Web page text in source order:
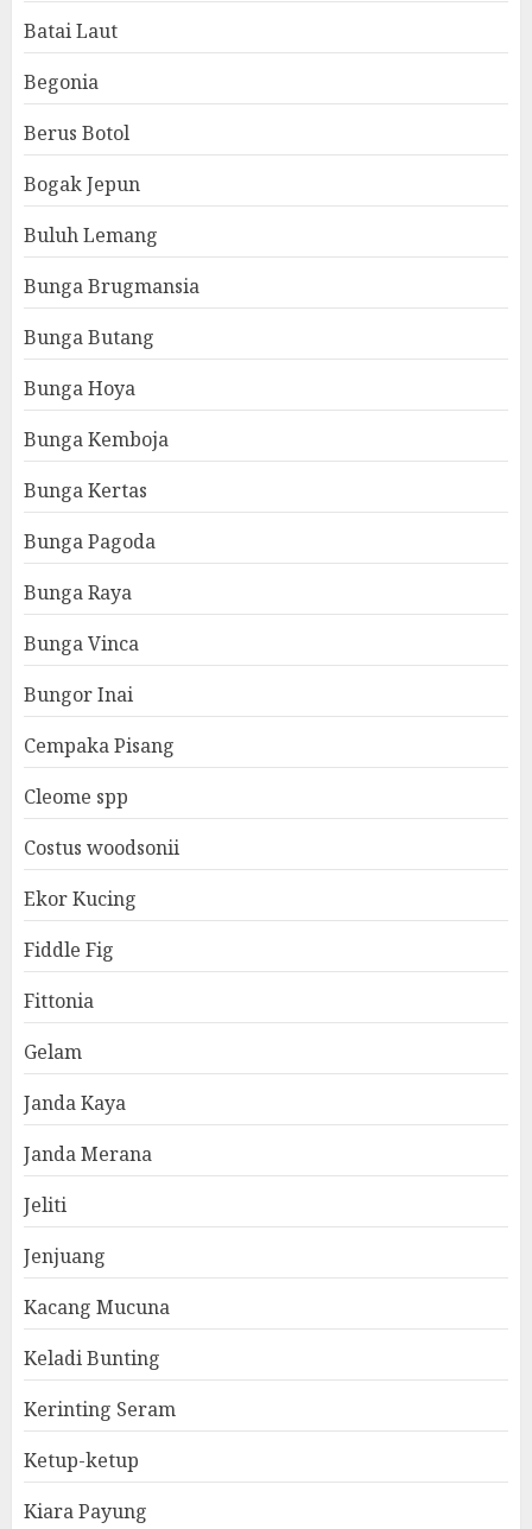
Batai Laut
Begonia
Berus Botol
Bogak Jepun
Buluh Lemang
Bunga Brugmansia
Bunga Butang
Bunga Hoya
Bunga Kemboja
Bunga Kertas
Bunga Pagoda
Bunga Raya
Bunga Vinca
Bungor Inai
Cempaka Pisang
Cleome spp
Costus woodsonii
Ekor Kucing
Fiddle Fig
Fittonia
Gelam
Janda Kaya
Janda Merana
Jeliti
Jenjuang
Kacang Mucuna
Keladi Bunting
Kerinting Seram
Ketup-ketup
Kiara Payung